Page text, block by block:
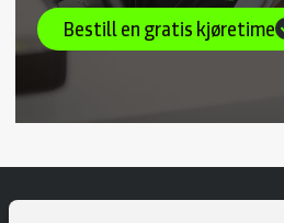
Bestill en gratis kjøretime